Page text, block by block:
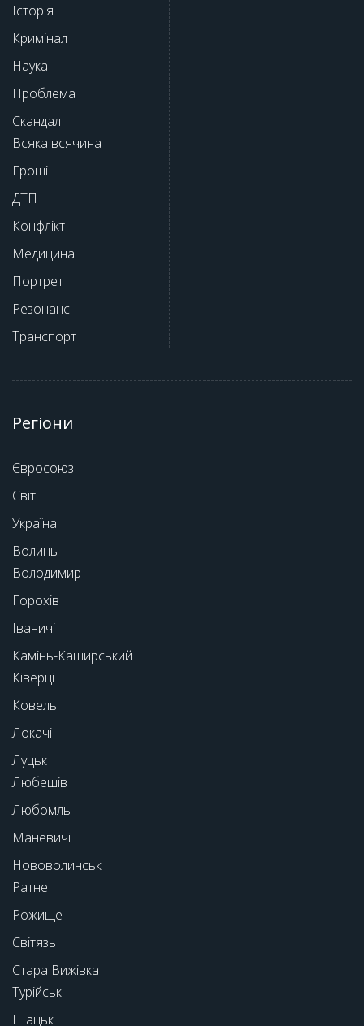
Історія
Кримінал
Наука
Проблема
Скандал
Всяка всячина
Гроші
ДТП
Конфлікт
Медицина
Портрет
Резонанс
Транспорт
Регіони
Євросоюз
Світ
Україна
Волинь
Володимир
Горохів
Іваничі
Камінь-Каширський
Ківерці
Ковель
Локачі
Луцьк
Любешів
Любомль
Маневичі
Нововолинськ
Ратне
Рожище
Світязь
Стара Вижівка
Турійськ
Шацьк